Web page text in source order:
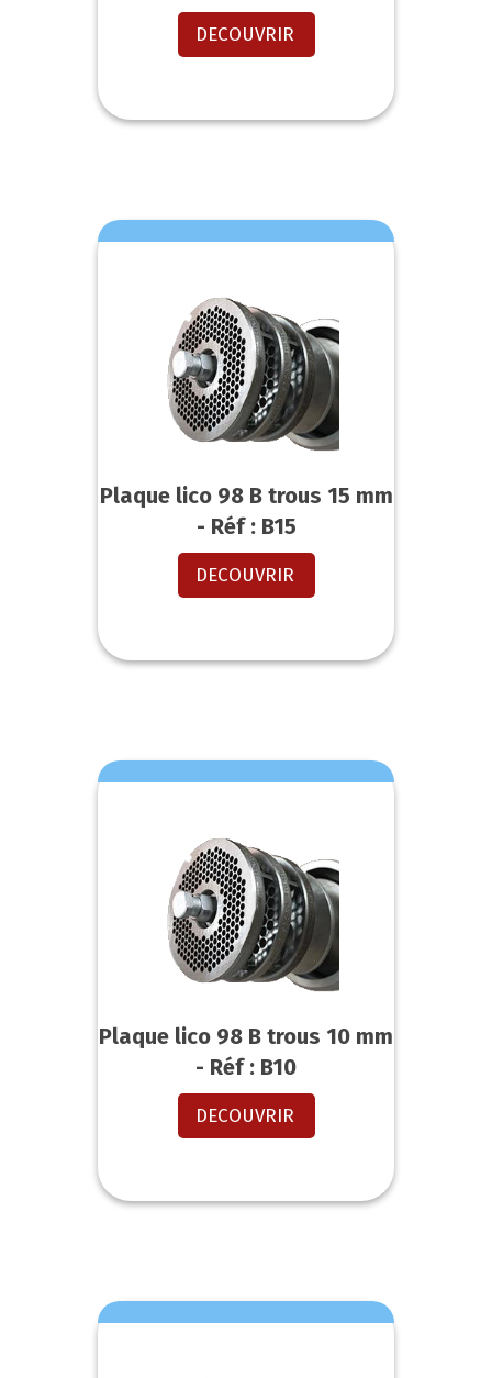
DECOUVRIR
Plaque lico 98 B trous 15 mm
- Réf : B15
DECOUVRIR
Plaque lico 98 B trous 10 mm
- Réf : B10
DECOUVRIR